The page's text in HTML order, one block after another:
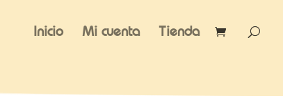
Inicio Mi cuenta Tienda